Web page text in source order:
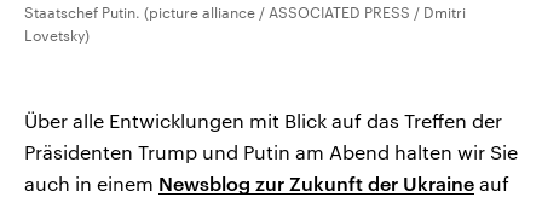
Staatschef Putin. (picture alliance / ASSOCIATED PRESS / Dmitri
Lovetsky)
Über alle Entwicklungen mit Blick auf das Treffen der
Präsidenten Trump und Putin am Abend halten wir Sie
auch in einem Newsblog zur Zukunft der Ukraine auf